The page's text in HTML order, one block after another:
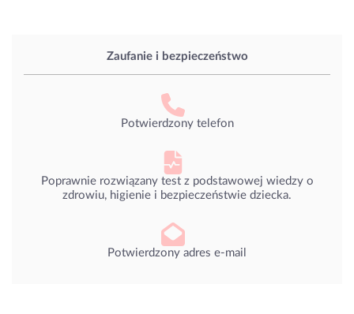
Zaufanie i bezpieczeństwo
Potwierdzony telefon
Poprawnie rozwiązany test z podstawowej wiedzy o
zdrowiu, higienie i bezpieczeństwie dziecka.
Potwierdzony adres e-mail